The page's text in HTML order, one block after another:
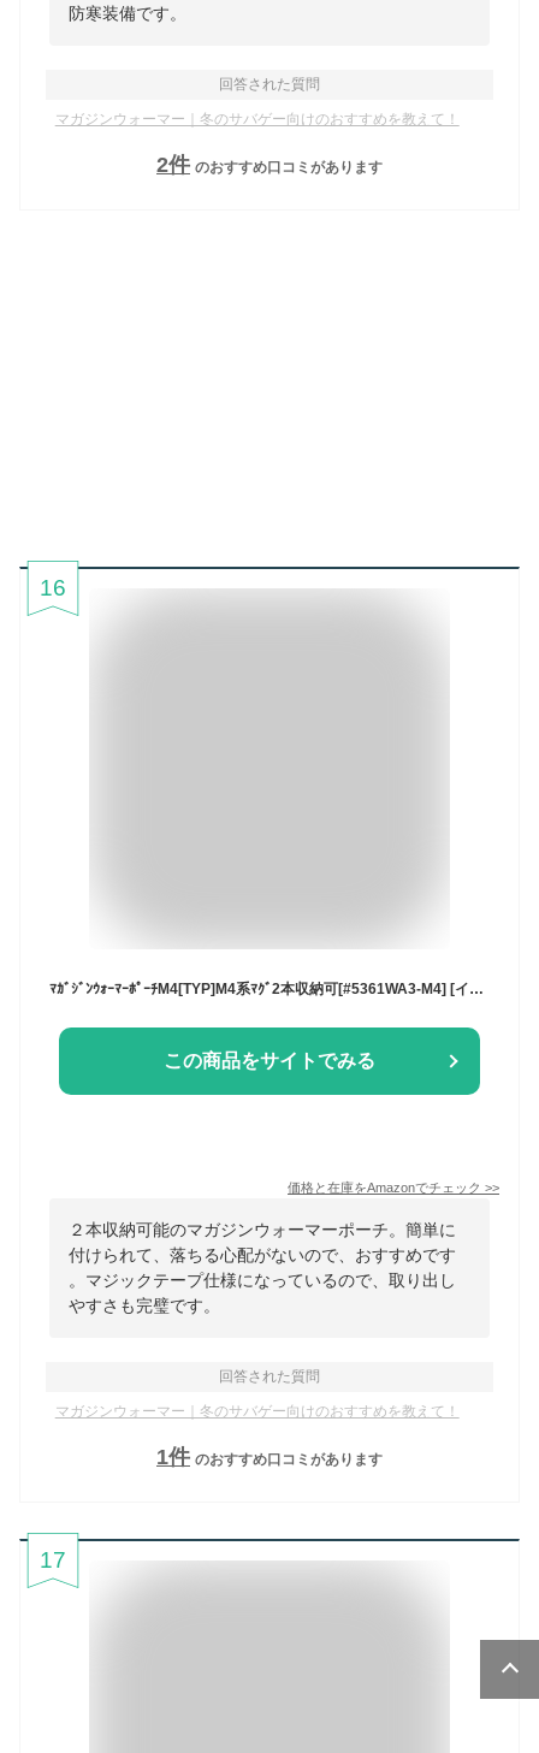
防寒装備です。
回答された質問
マガジンウォーマー｜冬のサバゲー向けのおすすめを教えて！
2件 のおすすめ口コミがあります
16
この商品をサイトでみる
価格と在庫をAmazonでチェック >>
２本収納可能のマガジンウォーマーポーチ。簡単に
付けられて、落ちる心配がないので、おすすめです
。マジックテープ仕様になっているので、取り出し
やすさも完璧です。
回答された質問
マガジンウォーマー｜冬のサバゲー向けのおすすめを教えて！
1件 のおすすめ口コミがあります
17